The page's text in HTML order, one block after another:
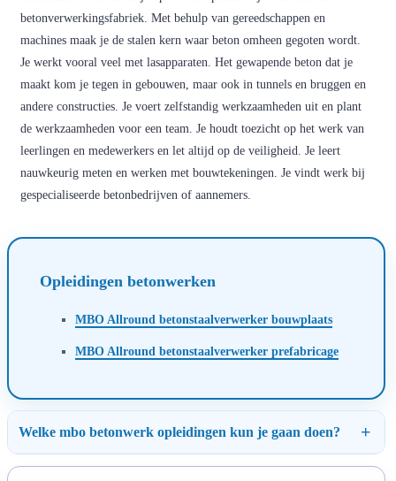
betonverwerkingsfabriek. Met behulp van gereedschappen en
machines maak je de stalen kern waar beton omheen gegoten wordt.
Je werkt vooral veel met lasapparaten. Het gewapende beton dat je
maakt kom je tegen in gebouwen, maar ook in tunnels en bruggen en
andere constructies. Je voert zelfstandig werkzaamheden uit en plant
de werkzaamheden voor een team. Je houdt toezicht op het werk van
leerlingen en medewerkers en let altijd op de veiligheid. Je leert
nauwkeurig meten en werken met bouwtekeningen. Je vindt werk bij
gespecialiseerde betonbedrijven of aannemers.
Opleidingen betonwerken
MBO Allround betonstaalverwerker bouwplaats
MBO Allround betonstaalverwerker prefabricage
Welke mbo betonwerk opleidingen kun je gaan doen?